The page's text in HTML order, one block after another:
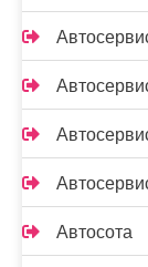
Автосота